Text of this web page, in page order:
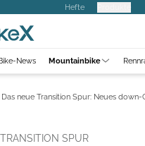
Hefte
News Mountainbike
Das neue Transition Spur: Neues
SPUR